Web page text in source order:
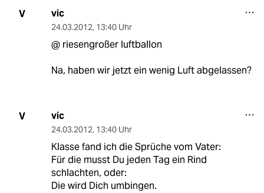
V vic
24.03.2012, 13:40 Uhr
@ riesengroßer luftballon
Na, haben wir jetzt ein wenig Luft abgelassen?
V vic
24.03.2012, 13:40 Uhr
Klasse fand ich die Sprüche vom Vater:
Für die musst Du jeden Tag ein Rind
schlachten, oder:
Die wird Dich umbingen.